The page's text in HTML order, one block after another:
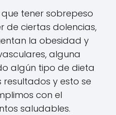
tener sobrepeso
de ciertas dolencias,
la obesidad y
alguna
algún tipo de dieta
y esto se
con el
saludables.